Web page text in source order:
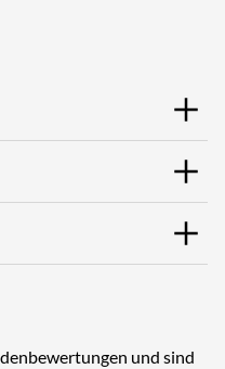
und sind